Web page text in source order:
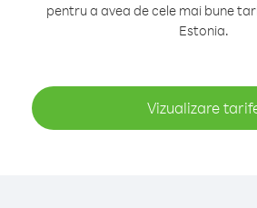
pentru a avea de cele mai bune
Estonia.
Vizualizare